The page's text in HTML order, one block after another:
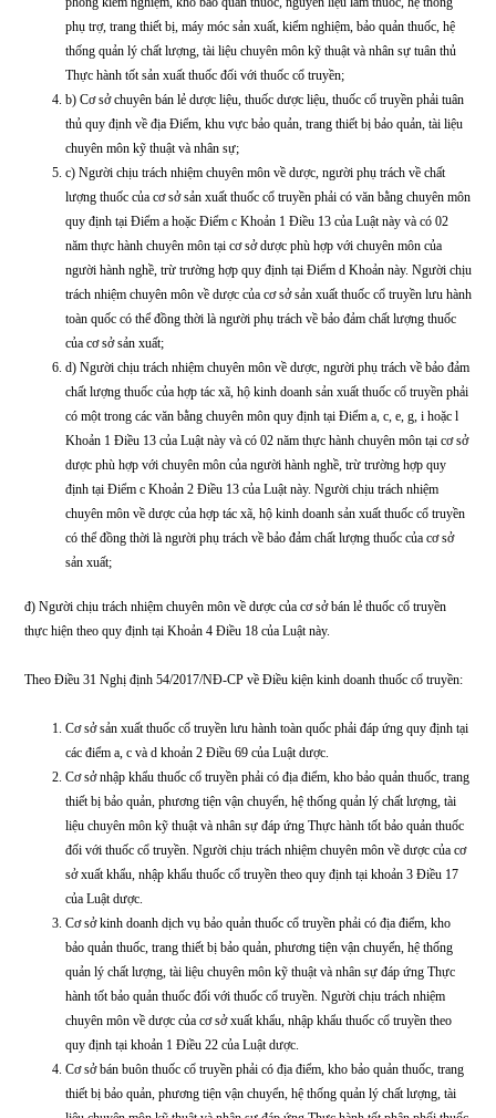
Cụ thể căn cứ pháp lý cho trường hợp của bạn như sau:
Theo khoản 2 Điều 69 Luật Dược 2016 về điều kiện đáp ứng của cơ sở sản
thuốc cổ truyền:
Cơ sở sản xuất thuốc cổ truyền lưu hành toàn quốc, cơ sở bán lẻ thuốc
truyền phải đáp ứng các Điều kiện sau đây:
a) Cơ sở sản xuất thuốc cổ truyền phải có địa Điểm, nhà xưởng sản
phòng kiểm nghiệm, kho bảo quản thuốc, nguyên liệu làm thuốc, hệ
phụ trợ, trang thiết bị, máy móc sản xuất, kiểm nghiệm, bảo quản
thống quản lý chất lượng, tài liệu chuyên môn kỹ thuật và nhân sự
Thực hành tốt sản xuất thuốc đối với thuốc cổ truyền;
b) Cơ sở chuyên bán lẻ dược liệu, thuốc dược liệu, thuốc cổ truyền
thủ quy định về địa Điểm, khu vực bảo quản, trang thiết bị bảo quản,
chuyên môn kỹ thuật và nhân sự;
c) Người chịu trách nhiệm chuyên môn về dược, người phụ trách về
lượng thuốc của cơ sở sản xuất thuốc cổ truyền phải có văn bằng
quy định tại Điểm a hoặc Điểm c Khoản 1 Điều 13 của Luật này và có
năm thực hành chuyên môn tại cơ sở dược phù hợp với chuyên môn
người hành nghề, trừ trường hợp quy định tại Điểm d Khoản này.
toàn quốc có thể đồng thời là người phụ trách về bảo đảm chất lượng
của cơ sở sản xuất;
d) Người chịu trách nhiệm chuyên môn về dược, người phụ trách về
có một trong các văn bằng chuyên môn quy định tại Điểm a, c, e, g, i
Khoản 1 Điều 13 của Luật này và có 02 năm thực hành chuyên môn
dược phù hợp với chuyên môn của người hành nghề, trừ trường hợp
định tại Điểm c Khoản 2 Điều 13 của Luật này. Người chịu trách
chuyên môn về dược của hợp tác xã, hộ kinh doanh sản xuất thuốc cổ
có thể đồng thời là người phụ trách về bảo đảm chất lượng thuốc của
sản xuất;
đ) Người chịu trách nhiệm chuyên môn về dược của cơ sở bán lẻ thuốc cổ
thực hiện theo quy định tại Khoản 4 Điều 18 của Luật này.
Theo Điều 31 Nghị định 54/2017/NĐ-CP về Điều kiện kinh doanh thuốc cổ
Cơ sở sản xuất thuốc cổ truyền lưu hành toàn quốc phải đáp ứng quy